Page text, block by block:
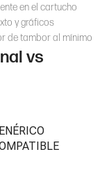
en el cartucho
y gráficos
de tambor al mínimo
vs